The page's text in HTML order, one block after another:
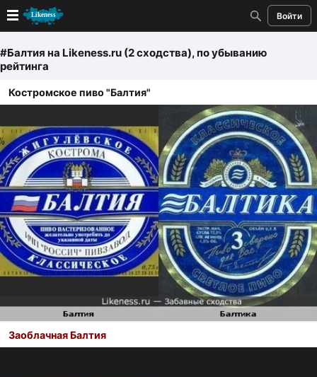
Войти
Новые
Лучшие
Голосование
Кандидаты
Случайное сходство 👍
Создать сходство
Для публикации необходима авторизация
#Балтия на Likeness.ru (2 сходства), по убыванию
рейтинга
Костромское пиво "Балтия"
Заоблачная Балтия